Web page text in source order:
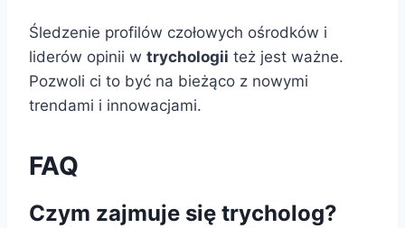
Śledzenie profilów czołowych ośrodków i
liderów opinii w trychologii też jest ważne.
Pozwoli ci to być na bieżąco z nowymi
trendami i innowacjami.
FAQ
Czym zajmuje się trycholog?